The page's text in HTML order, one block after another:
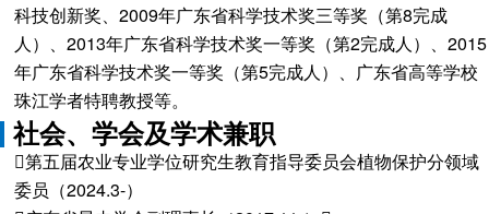
科技创新奖、2009年广东省科学技术奖三等奖（第8完成
人）、2013年广东省科学技术奖一等奖（第2完成人）、2015
年广东省科学技术奖一等奖（第5完成人）、广东省高等学校
珠江学者特聘教授等。
社会、学会及学术兼职
第五届农业专业学位研究生教育指导委员会植物保护分领域
委员（2024.3-）